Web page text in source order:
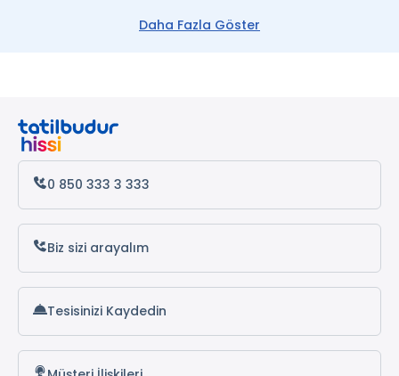
Daha Fazla Göster
Balkan Turları
Budva Turları
Belgrad Turları
Kotor Turları
Üsküp Turları
Ohrid Turları
0 850 333 3 333
Biz sizi arayalım
Tesisinizi Kaydedin